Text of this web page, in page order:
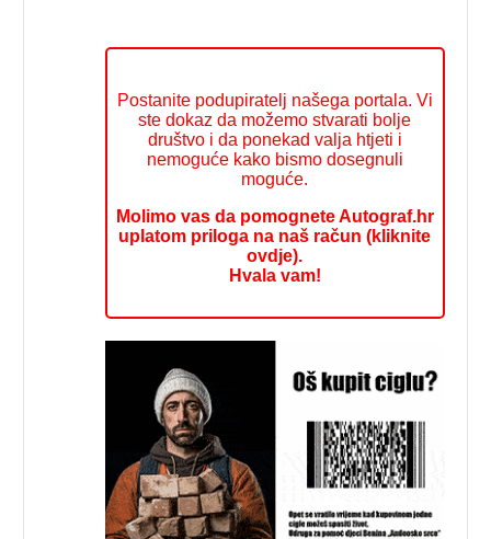
Postanite podupiratelj našega portala. Vi
ste dokaz da možemo stvarati bolje
društvo i da ponekad valja htjeti i
nemoguće kako bismo dosegnuli
moguće.
Molimo vas da pomognete Autograf.hr
uplatom priloga na naš račun (kliknite
ovdje).
Hvala vam!